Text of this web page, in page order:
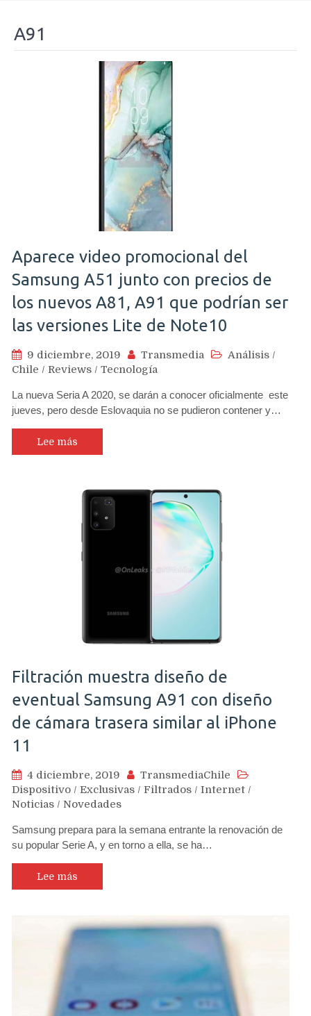
A91
Aparece video promocional del
Samsung A51 junto con precios de
los nuevos A81, A91 que podrían ser
las versiones Lite de Note10
9 diciembre, 2019 Transmedia Análisis /
Chile / Reviews / Tecnología
La nueva Seria A 2020, se darán a conocer oficialmente este
jueves, pero desde Eslovaquia no se pudieron contener y…
Lee más
Filtración muestra diseño de
eventual Samsung A91 con diseño
de cámara trasera similar al iPhone
11
4 diciembre, 2019
TransmediaChile
Dispositivo / Exclusivas / Filtrados / Internet /
Noticias / Novedades
Samsung prepara para la semana entrante la renovación de
su popular Serie A, y en torno a ella, se ha…
Lee más